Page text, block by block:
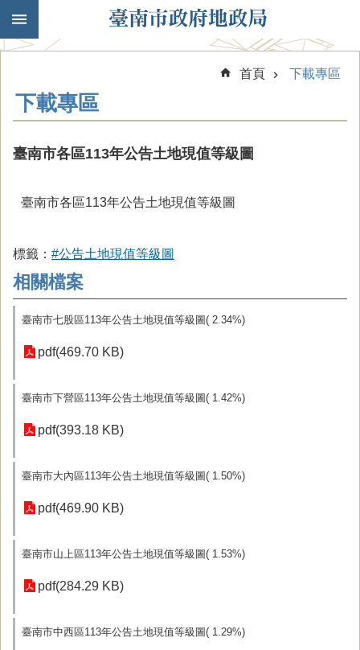
跳到主要內容區塊
首頁 下載專區
下載專區
臺南市各區113年公告土地現值等級圖
臺南市各區113年公告土地現值等級圖
標籤： #公告土地現值等級圖
相關檔案
臺南市七股區113年公告土地現值等級圖( 2.34%)
pdf(469.70 KB)
臺南市下營區113年公告土地現值等級圖( 1.42%)
pdf(393.18 KB)
臺南市大內區113年公告土地現值等級圖( 1.50%)
pdf(469.90 KB)
臺南市山上區113年公告土地現值等級圖( 1.53%)
pdf(284.29 KB)
臺南市中西區113年公告土地現值等級圖( 1.29%)